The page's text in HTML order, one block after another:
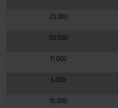
20,000
20,000
11,000
5,000
10,000